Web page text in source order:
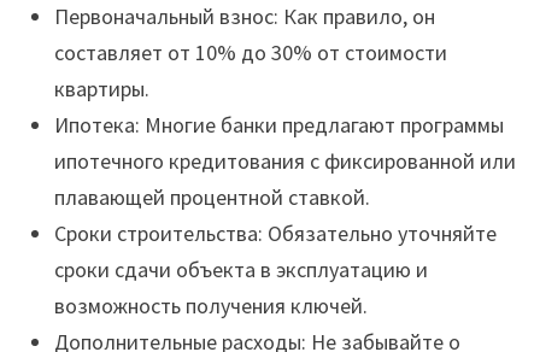
Первоначальный взнос: Как правило, он
составляет от 10% до 30% от стоимости
квартиры.
Ипотека: Многие банки предлагают программы
ипотечного кредитования с фиксированной или
плавающей процентной ставкой.
Сроки строительства: Обязательно уточняйте
сроки сдачи объекта в эксплуатацию и
возможность получения ключей.
Дополнительные расходы: Не забывайте о